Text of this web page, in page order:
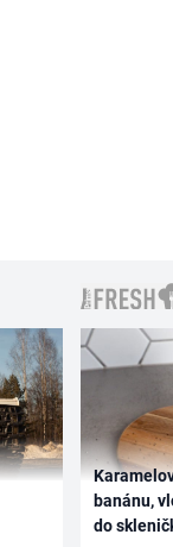
banánu,
do